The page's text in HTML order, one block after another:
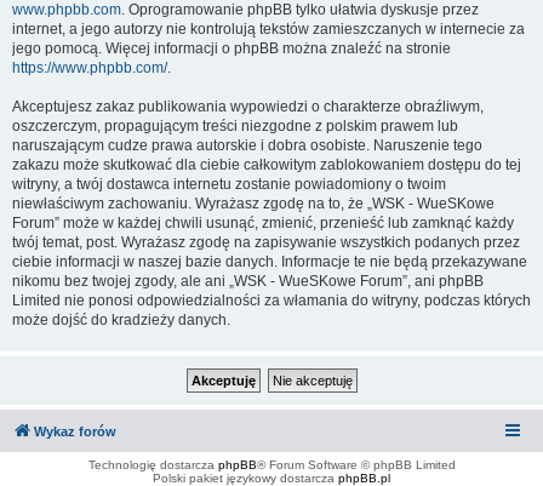
www.phpbb.com. Oprogramowanie phpBB tylko ułatwia dyskusje przez
internet, a jego autorzy nie kontrolują tekstów zamieszczanych w internecie za
jego pomocą. Więcej informacji o phpBB można znaleźć na stronie
https://www.phpbb.com/.
Akceptujesz zakaz publikowania wypowiedzi o charakterze obraźliwym,
oszczerczym, propagującym treści niezgodne z polskim prawem lub
naruszającym cudze prawa autorskie i dobra osobiste. Naruszenie tego
zakazu może skutkować dla ciebie całkowitym zablokowaniem dostępu do tej
witryny, a twój dostawca internetu zostanie powiadomiony o twoim
niewłaściwym zachowaniu. Wyrażasz zgodę na to, że „WSK - WueSKowe
Forum” może w każdej chwili usunąć, zmienić, przenieść lub zamknąć każdy
twój temat, post. Wyrażasz zgodę na zapisywanie wszystkich podanych przez
ciebie informacji w naszej bazie danych. Informacje te nie będą przekazywane
nikomu bez twojej zgody, ale ani „WSK - WueSKowe Forum”, ani phpBB
Limited nie ponosi odpowiedzialności za włamania do witryny, podczas których
może dojść do kradzieży danych.
Wykaz forów
Technologię dostarcza phpBB® Forum Software © phpBB Limited
Polski pakiet językowy dostarcza phpBB.pl